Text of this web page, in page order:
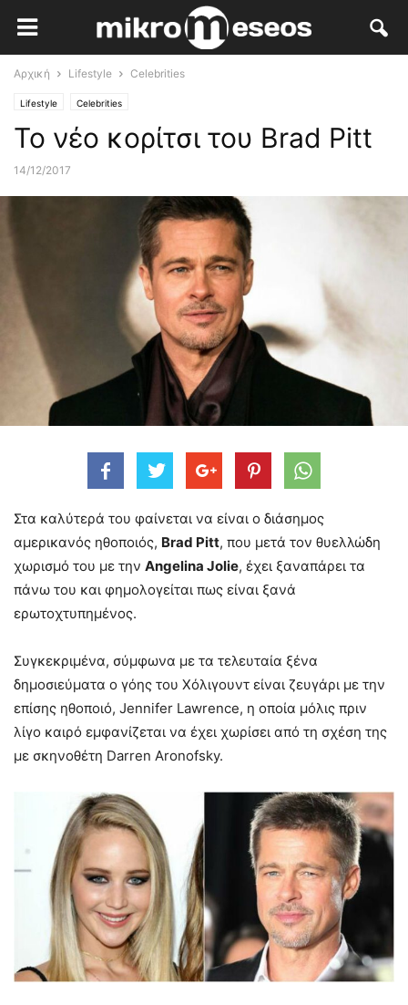
Αρχική Lifestyle Celebrities
Lifestyle Celebrities
Το νέο κορίτσι του Brad Pitt
14/12/2017
Στα καλύτερά του φαίνεται να είναι ο διάσημος
αμερικανός ηθοποιός, Brad Pitt, που μετά τον θυελλώδη
χωρισμό του με την Angelina Jolie, έχει ξαναπάρει τα
πάνω του και φημολογείται πως είναι ξανά
ερωτοχτυπημένος.
Συγκεκριμένα, σύμφωνα με τα τελευταία ξένα
δημοσιεύματα ο γόης του Χόλιγουντ είναι ζευγάρι με την
επίσης ηθοποιό, Jennifer Lawrence, η οποία μόλις πριν
λίγο καιρό εμφανίζεται να έχει χωρίσει από τη σχέση της
με σκηνοθέτη Darren Aronofsky.